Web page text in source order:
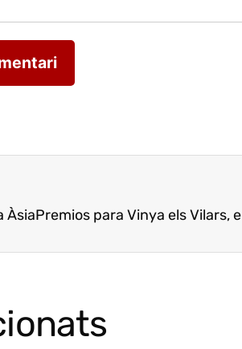
ÀsiaPremios para Vinya els Vilars, en Asia